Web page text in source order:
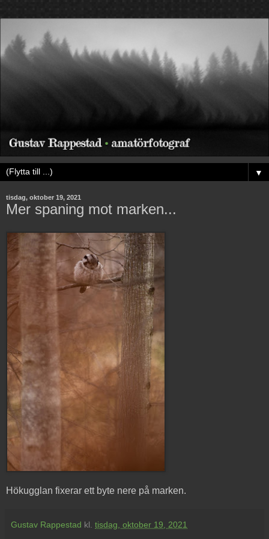
▼
tisdag, oktober 19, 2021
Mer spaning mot marken...
Hökugglan fixerar ett byte nere på marken.
Gustav Rappestad kl. tisdag, oktober 19, 2021